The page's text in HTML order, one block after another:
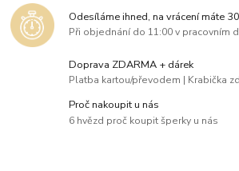
Odesíláme ihned, na vrácení máte
Při objednání do 11:00 v pracovním
Doprava ZDARMA + dárek
Platba kartou/převodem | Krabička
Proč nakoupit u nás
6 hvězd proč koupit šperky u nás